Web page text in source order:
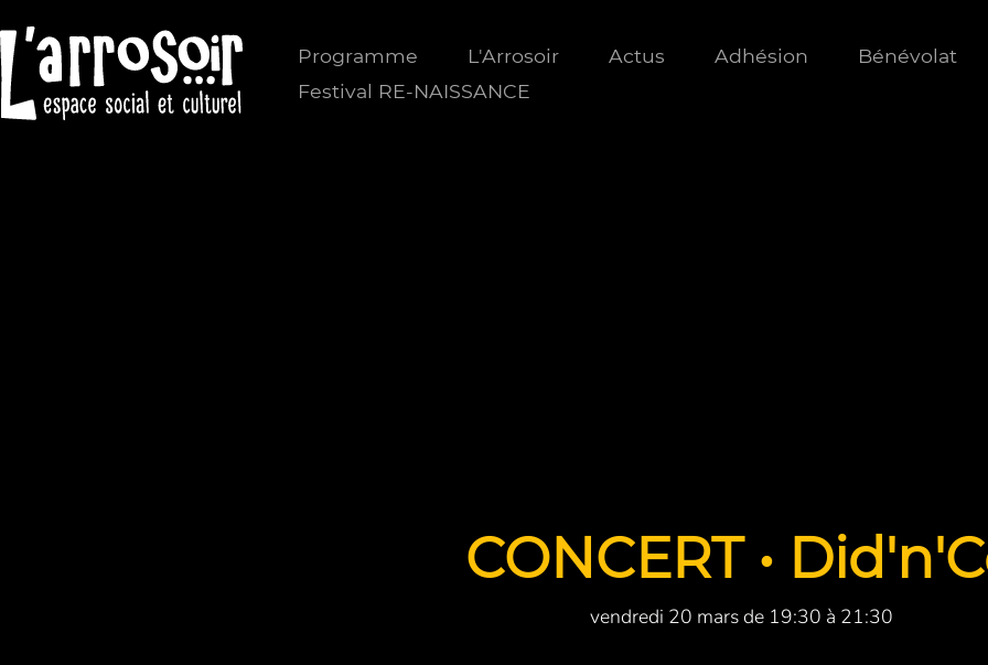
Programme L'Arrosoir Actus Adhésion
Bénévolat
Festival RE-NAISSANCE
CONCERT •
vendredi 20 mars de 19:30 à 21:30